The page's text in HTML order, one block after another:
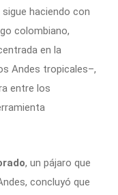
haciendo con
colombiano,
en la
Andes tropicales–,
entre los
, un pájaro que
concluyó que